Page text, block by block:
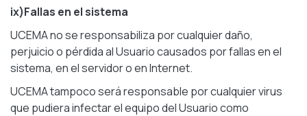
ix)Fallas en el sistema
UCEMA no se responsabiliza por cualquier daño,
perjuicio o pérdida al Usuario causados por fallas en el
sistema, en el servidor o en Internet.
UCEMA tampoco será responsable por cualquier virus
que pudiera infectar el equipo del Usuario como